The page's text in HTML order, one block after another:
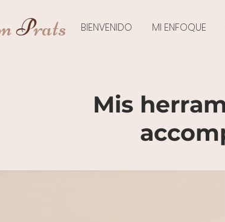
Prats BIENVENIDO MI ENFOQUE
Mis